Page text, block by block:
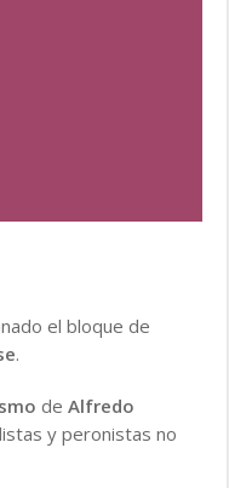
el bloque de
.
de Alfredo
y peronistas no